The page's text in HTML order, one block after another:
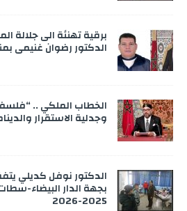
برقية تهنئة الى
الدكتور رضوان غنيمي
الخطاب الملكي ..
وجدلية الاستقرار
بجهة الدار البيضاء-
2025-2026